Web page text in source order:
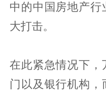
中的中国房地产行
大打击。
在此紧急情况下，
门以及银行机构，